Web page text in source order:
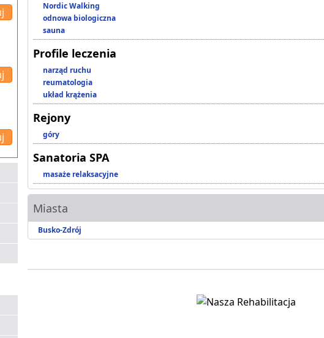
Nordic Walking
odnowa biologiczna
sauna
Profile leczenia
narząd ruchu
reumatologia
układ krążenia
Rejony
góry
Sanatoria SPA
masaże relaksacyjne
Miasta
Busko-Zdrój